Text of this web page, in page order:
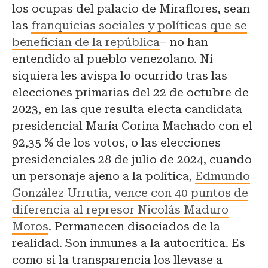
los ocupas del palacio de Miraflores, sean
las franquicias sociales y políticas que se
benefician de la república– no han
entendido al pueblo venezolano. Ni
siquiera les avispa lo ocurrido tras las
elecciones primarias del 22 de octubre de
2023, en las que resulta electa candidata
presidencial María Corina Machado con el
92,35 % de los votos, o las elecciones
presidenciales 28 de julio de 2024, cuando
un personaje ajeno a la política, Edmundo
González Urrutia, vence con 40 puntos de
diferencia al represor Nicolás Maduro
Moros. Permanecen disociados de la
realidad. Son inmunes a la autocrítica. Es
como si la transparencia los llevase a